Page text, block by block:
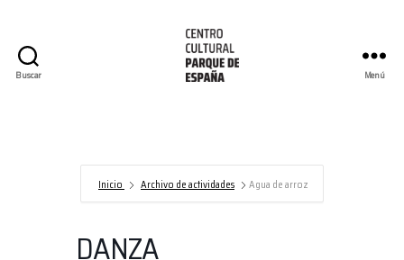
Buscar
España/AECID
Menú
Inicio Archivo de actividades Agua de arroz
DANZA